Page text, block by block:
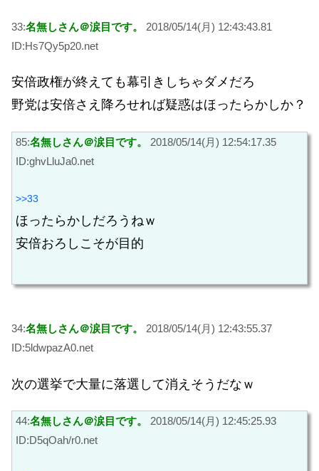
33:名無しさん＠涙目です。
2018/05/14(月) 12:43:43.81
ID:Hs7Qy5p20.net
安倍政権が終えても幕引きしちゃダメだろ
野党は安倍さえ降ろせれば疑惑はほったらかしか？
85:名無しさん＠涙目です。
2018/05/14(月) 12:54:17.35
ID:ghvLluJa0.net
>>33
ほったらかしだろうねｗ
安倍おろしこそが目的
34:名無しさん＠涙目です。
2018/05/14(月) 12:43:55.37
ID:5ldwpazA0.net
次の選挙で大量に落選して消えそうだなｗ
44:名無しさん＠涙目です。
2018/05/14(月) 12:45:25.93
ID:D5qOah/r0.net